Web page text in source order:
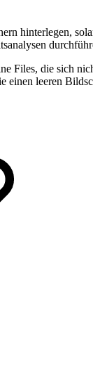
hinterlegen,
Files, die sich
einen leeren